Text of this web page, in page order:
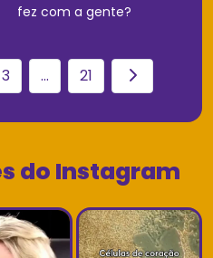
fez com a gente?
3 ... 21
do Instagram